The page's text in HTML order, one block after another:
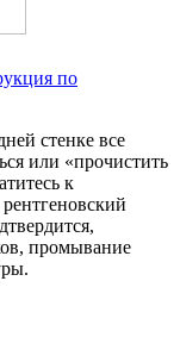
по
стенке все
или «прочистить
к
промывание